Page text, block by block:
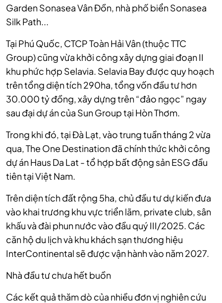
Garden Sonasea Vân Đồn, nhà phố biển Sonasea
Silk Path...
Tại Phú Quốc, CTCP Toàn Hải Vân (thuộc TTC
Group) cũng vừa khởi công xây dựng giai đoạn II
khu phức hợp Selavia. Selavia Bay được quy hoạch
trên tổng diện tích 290ha, tổng vốn đầu tư hơn
30.000 tỷ đồng, xây dựng trên “đảo ngọc” ngay
sau đại dự án của Sun Group tại Hòn Thơm.
Trong khi đó, tại Đà Lạt, vào trung tuần tháng 2 vừa
qua, The One Destination đã chính thức khởi công
dự án Haus Da Lat - tổ hợp bất động sản ESG đầu
tiên tại Việt Nam.
Trên diện tích đất rộng 5ha, chủ đầu tư dự kiến đưa
vào khai trương khu vực triển lãm, private club, sân
khấu và đài phun nước vào đầu quý III/2025. Các
căn hộ du lịch và khu khách sạn thương hiệu
InterContinental sẽ được vận hành vào năm 2027.
Nhà đầu tư chưa hết buồn
Các kết quả thăm dò của nhiều đơn vị nghiên cứu